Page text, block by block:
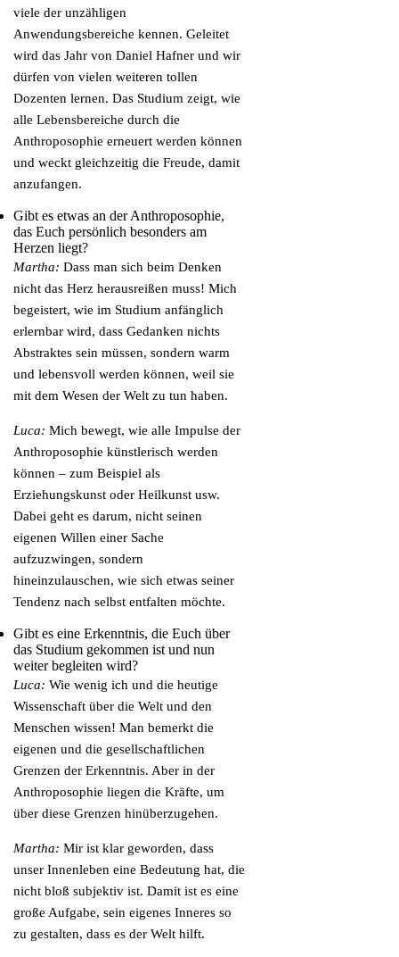
viele der unzähligen
Anwendungsbereiche kennen. Geleitet
wird das Jahr von Daniel Hafner und wir
dürfen von vielen weiteren tollen
Dozenten lernen. Das Studium zeigt, wie
alle Lebensbereiche durch die
Anthroposophie erneuert werden können
und weckt gleichzeitig die Freude, damit
anzufangen.
Gibt es etwas an der Anthroposophie,
das Euch persönlich besonders am
Herzen liegt?
Martha: Dass man sich beim Denken
nicht das Herz herausreißen muss! Mich
begeistert, wie im Studium anfänglich
erlernbar wird, dass Gedanken nichts
Abstraktes sein müssen, sondern warm
und lebensvoll werden können, weil sie
mit dem Wesen der Welt zu tun haben.
Luca: Mich bewegt, wie alle Impulse der
Anthroposophie künstlerisch werden
können – zum Beispiel als
Erziehungskunst oder Heilkunst usw.
Dabei geht es darum, nicht seinen
eigenen Willen einer Sache
aufzuzwingen, sondern
hineinzulauschen, wie sich etwas seiner
Tendenz nach selbst entfalten möchte.
Gibt es eine Erkenntnis, die Euch über
das Studium gekommen ist und nun
weiter begleiten wird?
Luca: Wie wenig ich und die heutige
Wissenschaft über die Welt und den
Menschen wissen! Man bemerkt die
eigenen und die gesellschaftlichen
Grenzen der Erkenntnis. Aber in der
Anthroposophie liegen die Kräfte, um
über diese Grenzen hinüberzugehen.
Martha: Mir ist klar geworden, dass
unser Innenleben eine Bedeutung hat, die
nicht bloß subjektiv ist. Damit ist es eine
große Aufgabe, sein eigenes Inneres so
zu gestalten, dass es der Welt hilft.